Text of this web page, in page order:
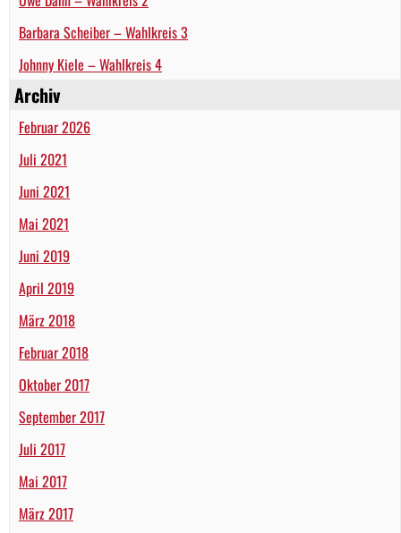
Barbara Scheiber – Wahlkreis 3
Johnny Kiele – Wahlkreis 4
Archiv
Februar 2026
Juli 2021
Juni 2021
Mai 2021
Juni 2019
April 2019
März 2018
Februar 2018
Oktober 2017
September 2017
Juli 2017
Mai 2017
März 2017